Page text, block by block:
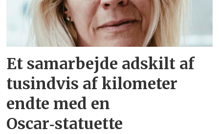
Et samarbejde adskilt af
tusindvis af kilometer
endte med en
Oscar‑statuette